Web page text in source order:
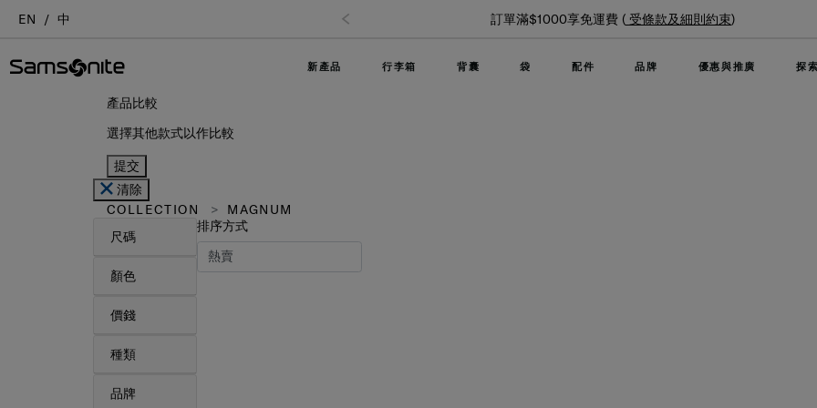
EN 中 夏日限
訂單滿$1000享免運費 ( 受條款及細則約束)
新產品 行李箱 背囊 袋 配件 品牌 優惠與推廣 探索
產品比較
選擇其他款式以作比較
提交
清除
COLLECTION
MAGNUM
尺碼
顏色
價錢
種類
品牌
排序方式